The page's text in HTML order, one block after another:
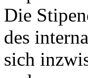
Die
des
sich